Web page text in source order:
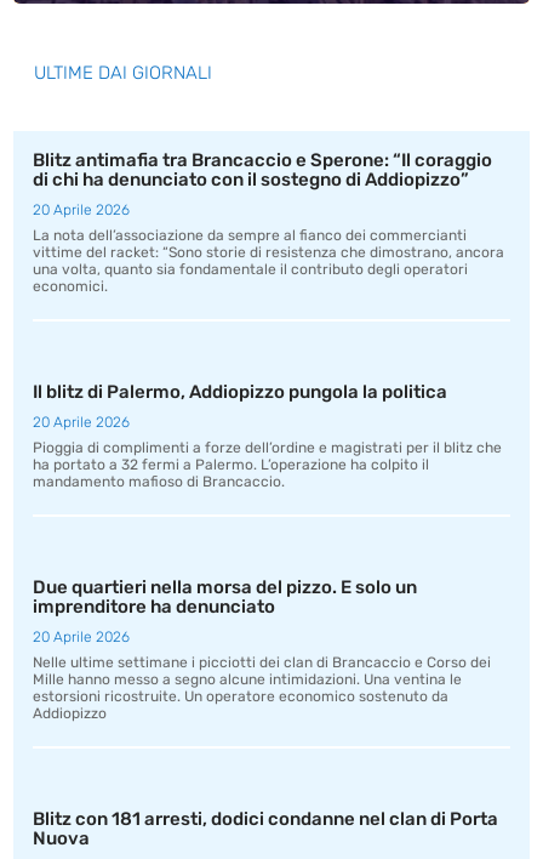
ULTIME DAI GIORNALI
Blitz antimafia tra Brancaccio e Sperone: “Il coraggio
di chi ha denunciato con il sostegno di Addiopizzo”
20 Aprile 2026
La nota dell’associazione da sempre al fianco dei commercianti
vittime del racket: “Sono storie di resistenza che dimostrano, ancora
una volta, quanto sia fondamentale il contributo degli operatori
economici.
Il blitz di Palermo, Addiopizzo pungola la politica
20 Aprile 2026
Pioggia di complimenti a forze dell’ordine e magistrati per il blitz che
ha portato a 32 fermi a Palermo. L’operazione ha colpito il
mandamento mafioso di Brancaccio.
Due quartieri nella morsa del pizzo. E solo un
imprenditore ha denunciato
20 Aprile 2026
Nelle ultime settimane i picciotti dei clan di Brancaccio e Corso dei
Mille hanno messo a segno alcune intimidazioni. Una ventina le
estorsioni ricostruite. Un operatore economico sostenuto da
Addiopizzo
Blitz con 181 arresti, dodici condanne nel clan di Porta
Nuova